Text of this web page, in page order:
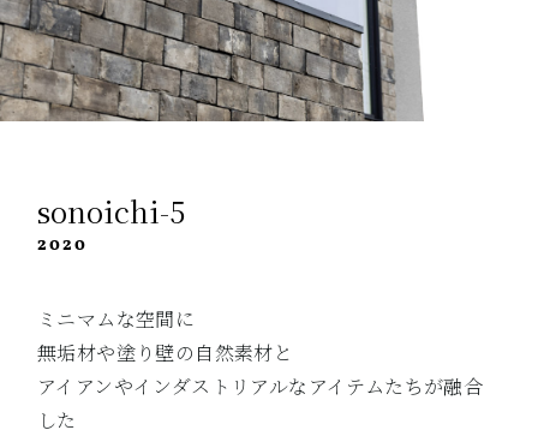
sonoichi-5
2020
ミニマムな空間に
無垢材や塗り壁の自然素材と
アイアンやインダストリアルなアイテムたちが融合
した